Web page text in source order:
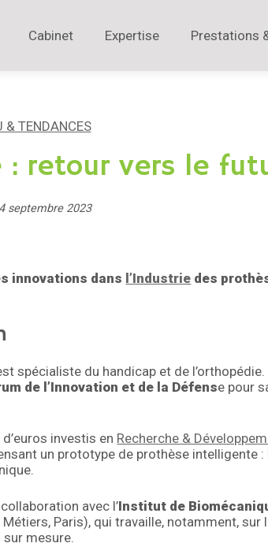
Cabinet Expertise Prestations
& TENDANCES
: retour vers le
septembre 2023
innovations dans l’Industrie des
spécialiste du handicap et de
de l’Innovation et de la Défense pour
investis en Recherche &
un prototype de prothèse intelligente :
avec l’Institut de
Paris), qui travaille, notamment, sur
mesure.